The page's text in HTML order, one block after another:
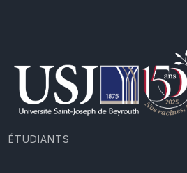
ÉTUDIANTS